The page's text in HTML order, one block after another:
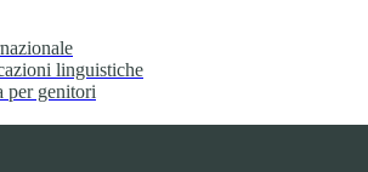
linguistiche
per genitori